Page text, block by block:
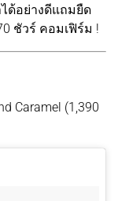
ด้อย่างดีแถมยืด
ชัวร์ คอมเฟิร์ม !
Caramel (1,390